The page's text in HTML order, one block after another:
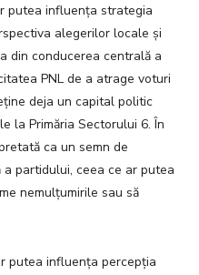
putea influența strategia
alegerilor locale și
din conducerea centrală a
PNL de a atrage voturi
deja un capital politic
la Primăria Sectorului 6. În
ca un semn de
partidului, ceea ce ar putea
nemulțumirile sau să
putea influența percepția